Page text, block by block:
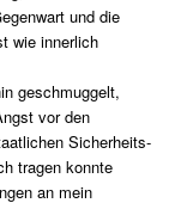
und die
wie innerlich
geschmuggelt,
vor den
Sicherheits-
tragen konnte
an mein